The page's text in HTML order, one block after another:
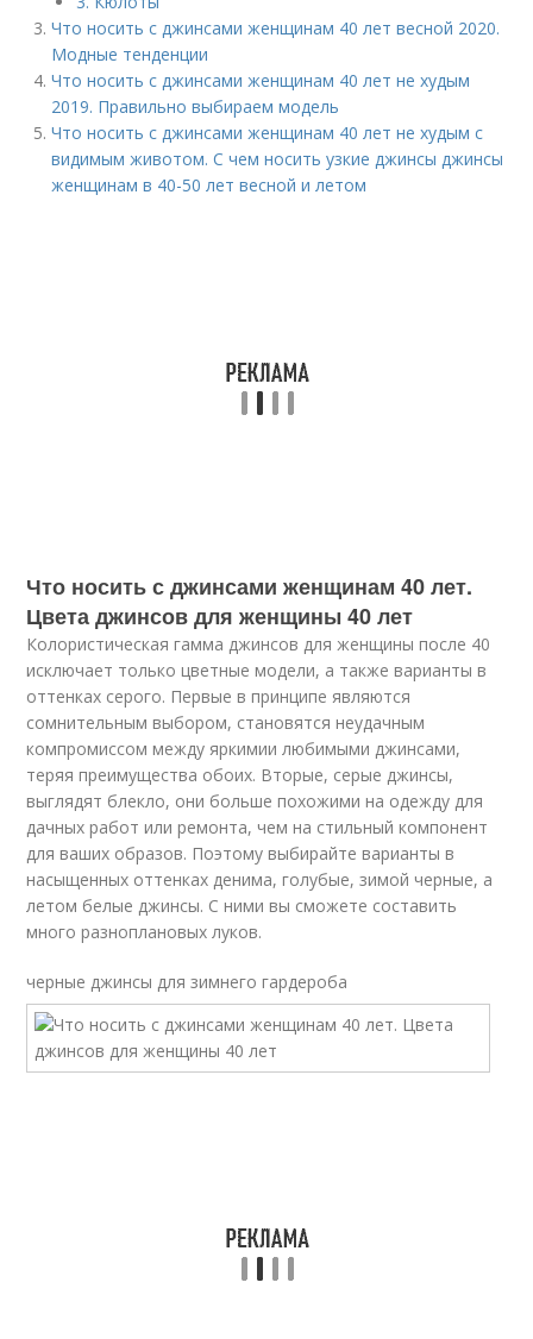
Что носить с джинсами женщинам 40 лет весной 2020.
Модные тенденции
Что носить с джинсами женщинам 40 лет не худым
2019. Правильно выбираем модель
Что носить с джинсами женщинам 40 лет не худым с
видимым животом. С чем носить узкие джинсы джинсы
женщинам в 40-50 лет весной и летом
Что носить с джинсами женщинам 40 лет.
Цвета джинсов для женщины 40 лет
Колористическая гамма джинсов для женщины после 40
исключает только цветные модели, а также варианты в
оттенках серого. Первые в принципе являются
сомнительным выбором, становятся неудачным
компромиссом между яркимии любимыми джинсами,
теряя преимущества обоих. Вторые, серые джинсы,
выглядят блекло, они больше похожими на одежду для
дачных работ или ремонта, чем на стильный компонент
для ваших образов. Поэтому выбирайте варианты в
насыщенных оттенках денима, голубые, зимой черные, а
летом белые джинсы. С ними вы сможете составить
много разноплановых луков.
черные джинсы для зимнего гардероба